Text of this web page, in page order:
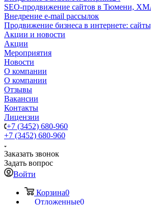
SEO-продвижение сайтов в Тюмени,
Внедрение e-mail рассылок
Продвижение бизнеса в интернете:
Акции и новости
Акции
Мероприятия
Новости
О компании
О компании
Отзывы
Вакансии
Контакты
Лицензии
+7 (3452) 680-960
+7 (3452) 680-960
Заказать звонок
Задать вопрос
Войти
Корзина0
Отложенные0